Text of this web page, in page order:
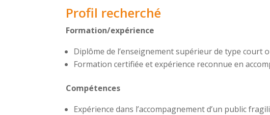
Profil recherché
Formation/expérience
Diplôme de l’enseignement supérieur de type court
Formation certifiée et expérience reconnue en
Compétences
Expérience dans l’accompagnement d’un public